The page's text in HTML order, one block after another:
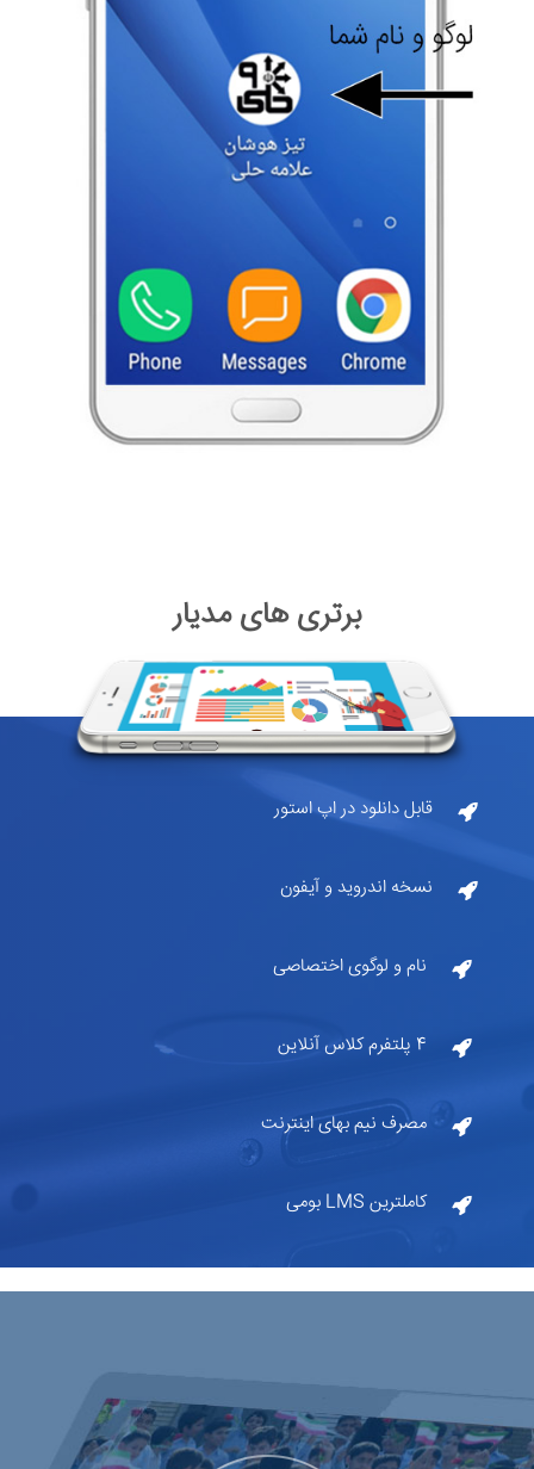
برتری های مدیار
قابل دانلود در اپ استور
نسخه اندروید و آیفون
نام و لوگوی اختصاصی
4 پلتفرم کلاس آنلاین
مصرف نیم بهای اینترنت
کاملترین LMS بومی